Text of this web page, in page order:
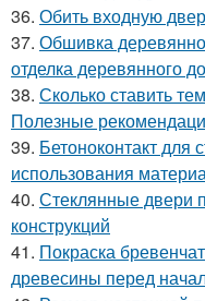
36. Обить входную
37. Обшивка
отделка деревянного
38. Сколько ставить
Полезные
39. Бетоноконтакт для
использования
40. Стеклянные двери
конструкций
41. Покраска
древесины перед